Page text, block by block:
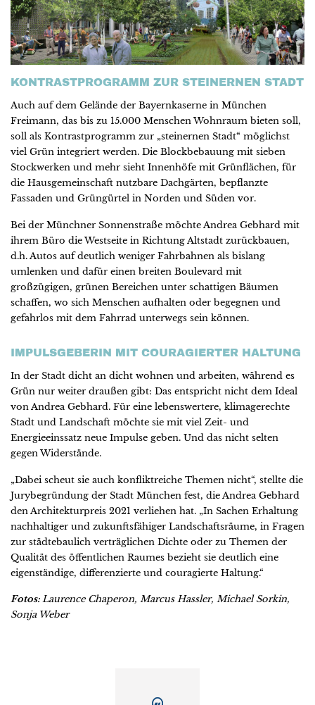
KONTRASTPROGRAMM ZUR STEINERNEN STADT
Auch auf dem Gelände der Bayernkaserne in München
Freimann, das bis zu 15.000 Menschen Wohnraum bieten soll,
soll als Kontrastprogramm zur „steinernen Stadt“ möglichst
viel Grün integriert werden. Die Blockbebauung mit sieben
Stockwerken und mehr sieht Innenhöfe mit Grünflächen, für
die Hausgemeinschaft nutzbare Dachgärten, bepflanzte
Fassaden und Grüngürtel in Norden und Süden vor.
Bei der Münchner Sonnenstraße möchte Andrea Gebhard mit
ihrem Büro die Westseite in Richtung Altstadt zurückbauen,
d.h. Autos auf deutlich weniger Fahrbahnen als bislang
umlenken und dafür einen breiten Boulevard mit
großzügigen, grünen Bereichen unter schattigen Bäumen
schaffen, wo sich Menschen aufhalten oder begegnen und
gefahrlos mit dem Fahrrad unterwegs sein können.
IMPULSGEBERIN MIT COURAGIERTER HALTUNG
In der Stadt dicht an dicht wohnen und arbeiten, während es
Grün nur weiter draußen gibt: Das entspricht nicht dem Ideal
von Andrea Gebhard. Für eine lebenswertere, klimagerechte
Stadt und Landschaft möchte sie mit viel Zeit- und
Energieeinssatz neue Impulse geben. Und das nicht selten
gegen Widerstände.
„Dabei scheut sie auch konfliktreiche Themen nicht“, stellte die
Jurybegründung der Stadt München fest, die Andrea Gebhard
den Architekturpreis 2021 verliehen hat. „In Sachen Erhaltung
nachhaltiger und zukunftsfähiger Landschaftsräume, in Fragen
zur städtebaulich verträglichen Dichte oder zu Themen der
Qualität des öffentlichen Raumes bezieht sie deutlich eine
eigenständige, differenzierte und couragierte Haltung.“
Fotos:Laurence Chaperon, Marcus Hassler, Michael Sorkin,
Sonja Weber